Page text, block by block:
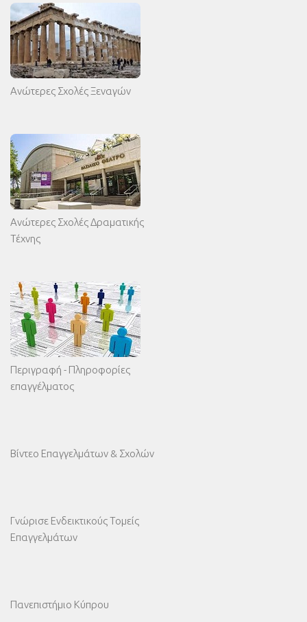
Ανώτερες Σχολές Ξεναγών
Ανώτερες Σχολές Δραματικής
Τέχνης
Περιγραφή - Πληροφορίες
επαγγέλματος
Βίντεο Επαγγελμάτων & Σχολών
Γνώρισε Ενδεικτικούς Τομείς
Επαγγελμάτων
Πανεπιστήμιο Κύπρου